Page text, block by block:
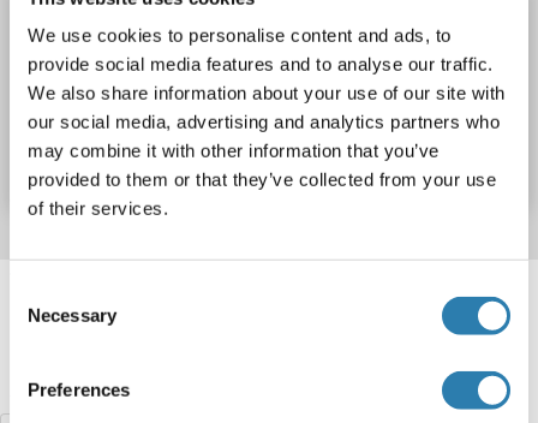
We use cookies to personalise content and ads, to
provide social media features and to analyse our traffic.
We also share information about your use of our site with
our social media, advertising and analytics partners who
may combine it with other information that you’ve
provided to them or that they’ve collected from your use
of their services.
Selection
Necessary
Preferences
MOBKL1A Kit ELISA
MOB1B Reactivité: Souris Colorimetric
N° du produit ABIN1143199
Fiche technique Détails
references
Avez-vous cherché autre chose?